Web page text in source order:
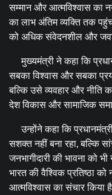
सम्मान और आत्मविश्वास का
का लाभ अंतिम व्यक्ति तक
को अधिक संवेदनशील और
मुख्यमंत्री ने कहा कि
सबका विश्वास और सबका
बल्कि उसे व्यवहार और नीति
देश विकास और सामाजिक
उन्होंने कहा कि
सशक्त नहीं बना रहा, बल्कि
जनभागीदारी की भावना को
भारत की वैश्विक प्रतिष्ठा
आत्मविश्वास का संचार किया